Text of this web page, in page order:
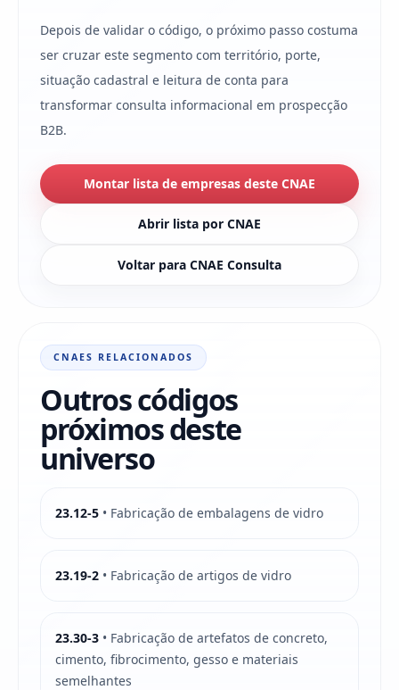
Depois de validar o código, o próximo passo costuma
ser cruzar este segmento com território, porte,
situação cadastral e leitura de conta para
transformar consulta informacional em prospecção
B2B.
Montar lista de empresas deste CNAE
Abrir lista por CNAE
Voltar para CNAE Consulta
CNAES RELACIONADOS
Outros códigos
próximos deste
universo
23.12-5 • Fabricação de embalagens de vidro
23.19-2 • Fabricação de artigos de vidro
23.30-3 • Fabricação de artefatos de concreto,
cimento, fibrocimento, gesso e materiais
semelhantes